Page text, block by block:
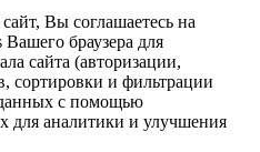
Вы соглашаетесь на
браузера для
сайта (авторизации,
сортировки и фильтрации
данных с помощью
для аналитики и улучшения